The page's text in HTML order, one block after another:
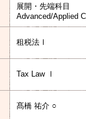
展開・先端科目
Advanced/Applied
租税法Ⅰ
Tax Law Ⅰ
髙橋 祐介 ○